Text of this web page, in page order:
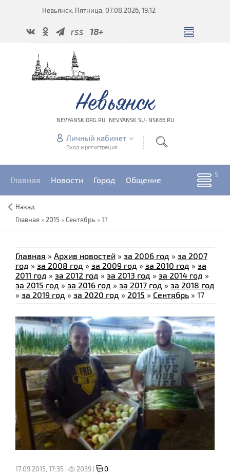
Невьянск: Пятница, 07.08.2026, 19:12
rss 18+
Невьянск
NEVYANSK.ORG.RU · NEVYANSK.SU · NSK66.RU
Личный кабинет
Вход и регистрация
Главная Новости Город Общение
Назад
Главная » 2015 »Сентябрь »17
Главная » Архив новостей » за 2006 год » за 2007
год » за 2008 год » за 2009 год » за 2010 год » за
2011 год » за 2012 год » за 2013 год » за 2014 год »
за 2015 год » за 2016 год » за 2017 год » за 2018 год
» за 2019 год » за 2020 год » 2015 » Сентябрь » 17
17.09.2015, 17:35 | 2039 | 0